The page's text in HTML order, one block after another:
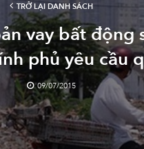
TRỞ LẠI DANH SÁCH
vay bất động
phủ yêu cầu
chặt
09/07/2015